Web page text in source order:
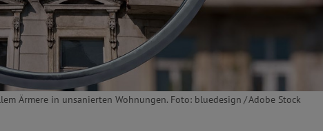
Ärmere in unsanierten Wohnungen. Foto: bluedesign / Adobe Stock